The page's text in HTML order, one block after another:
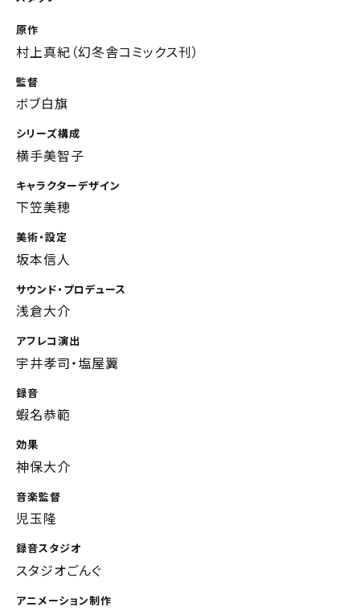
原作
村上真紀（幻冬舎コミックス刊）
監督
ボブ白旗
シリーズ構成
横手美智子
キャラクターデザイン
下笠美穂
美術・設定
坂本信人
サウンド・プロデュース
浅倉大介
アフレコ演出
宇井孝司・塩屋翼
録音
蝦名恭範
効果
神保大介
音楽監督
児玉隆
録音スタジオ
スタジオごんぐ
アニメーション制作